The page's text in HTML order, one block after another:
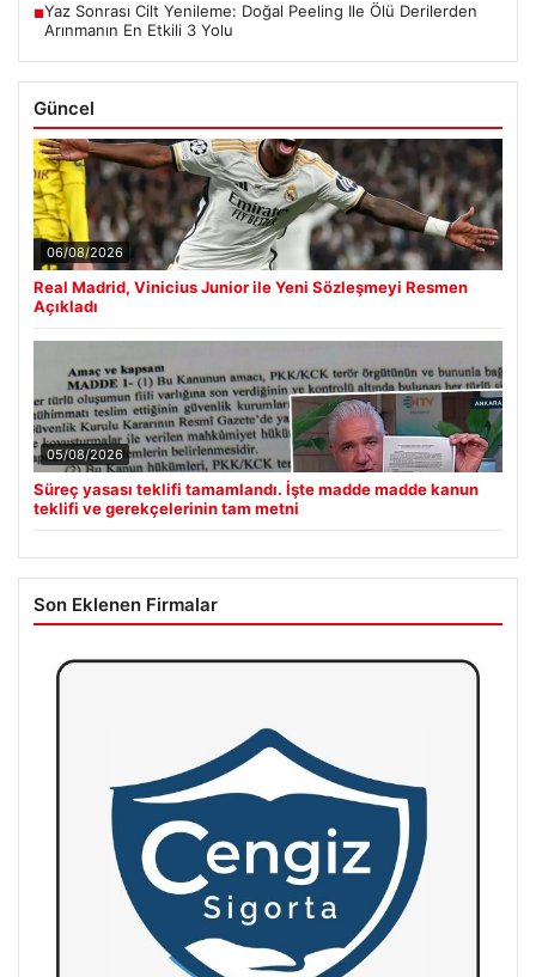
■Yaz Sonrası Cilt Yenileme: Doğal Peeling Ile Ölü Derilerden
Arınmanın En Etkili 3 Yolu
Güncel
06/08/2026
Real Madrid, Vinicius Junior ile Yeni Sözleşmeyi Resmen
Açıkladı
05/08/2026
Süreç yasası teklifi tamamlandı. İşte madde madde kanun
teklifi ve gerekçelerinin tam metni
Son Eklenen Firmalar